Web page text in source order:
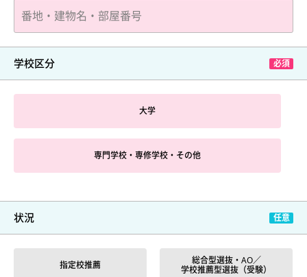
学校区分
大学
専門学校・専修学校・その他
状況
指定校推薦
総合型選抜・AO／
学校推薦型選抜（受験）